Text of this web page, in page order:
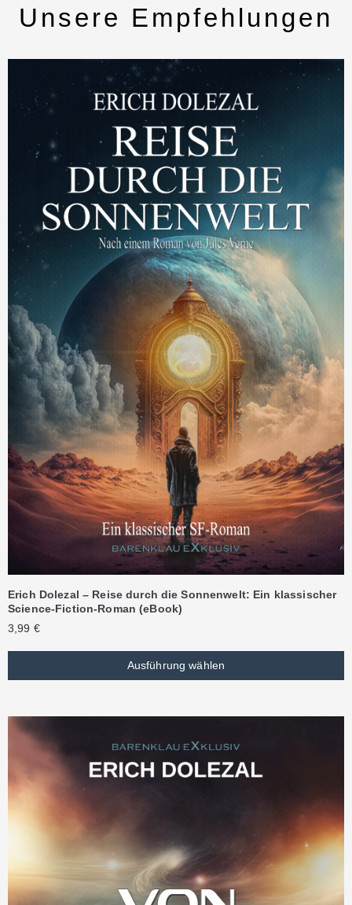
Unsere Empfehlungen
Erich Dolezal – Reise durch die Sonnenwelt: Ein klassischer
Science-Fiction-Roman (eBook)
3,99 €
Ausführung wählen